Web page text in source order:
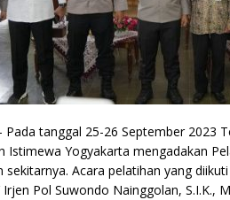
Pada tanggal 25-26 September 2023
Istimewa Yogyakarta mengadakan
sekitarnya. Acara pelatihan yang
Pol Suwondo Nainggolan, S.I.K.,